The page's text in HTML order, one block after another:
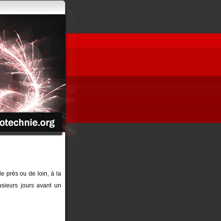
près ou de loin, à la
jours avant un